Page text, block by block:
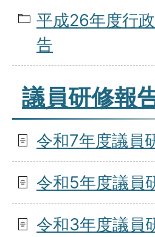
平成26年度行
告
議員研修報
令和7年度議員
令和5年度議員
令和3年度議員